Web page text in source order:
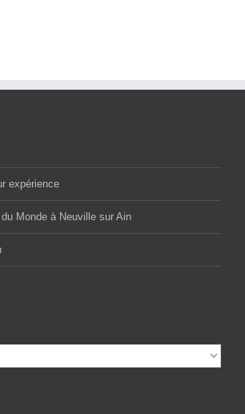
expérience
Monde à Neuville sur Ain